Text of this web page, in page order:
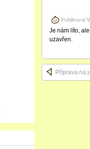
Publikoval
Je nám líto,
uzavřen.
Příprava na